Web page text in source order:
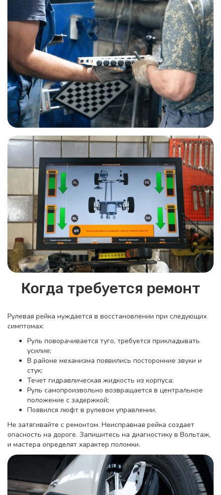
Когда требуется ремонт
Рулевая рейка нуждается в восстановлении при следующих
симптомах:
Руль поворачивается туго, требуется прикладывать
усилие;
В районе механизма появились посторонние звуки и
стук;
Течет гидравлическая жидкость из корпуса;
Руль самопроизвольно возвращается в центральное
положение с задержкой;
Появился люфт в рулевом управлении.
Не затягивайте с ремонтом. Неисправная рейка создает
опасность на дороге. Запишитесь на диагностику в Вольтаж,
и мастера определят характер поломки.